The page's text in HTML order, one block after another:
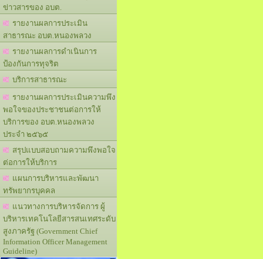
ข่าวสารของ อบต.
รายงานผลการประเมิน
สาธารณะ อบต.หนองพลวง
รายงานผลการดำเนินการ
ป้องกันการทุจริต
บริการสาธารณะ
รายงานผลการประเมินความพึง
พอใจของประชาชนต่อการให้
บริการของ อบต.หนองพลวง
ประจำ ๒๕๖๕
สรุปแบบสอบถามความพึงพอใจ
ต่อการให้บริการ
แผนการบริหารและพัฒนา
ทรัพยากรบุคคล
แนวทางการบริหารจัดการ ผู้
บริหารเทคโนโลยีสารสนเทศระดับ
สูงภาครัฐ (Government Chief
Information Officer Management
Guideline)